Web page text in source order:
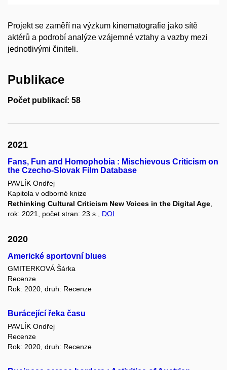
Projekt se zaměří na výzkum kinematografie jako sítě
aktérů a podrobí analýze vzájemné vztahy a vazby mezi
jednotlivými činiteli.
Publikace
Počet publikací: 58
2021
Fans, Fun and Homophobia : Mischievous Criticism on
the Czecho-Slovak Film Database
PAVLÍK Ondřej
Kapitola v odborné knize
Rethinking Cultural Criticism New Voices in the Digital Age
rok: 2021, počet stran: 23 s., DOI
2020
Americké sportovní blues
GMITERKOVÁ Šárka
Recenze
Rok: 2020, druh: Recenze
Burácející řeka času
PAVLÍK Ondřej
Recenze
Rok: 2020, druh: Recenze